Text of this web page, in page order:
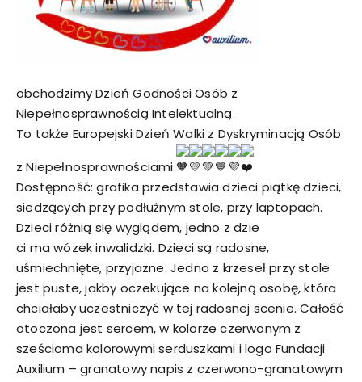
obchodzimy Dzień Godności Osób z
Niepełnosprawnością Intelektualną.
To także Europejski Dzień Walki z Dyskryminacją Osób
z Niepełnosprawnościami.
Dostępność: grafika przedstawia dzieci piątkę dzieci,
siedzących przy podłużnym stole, przy laptopach.
Dzieci różnią się wyglądem, jedno z dzie
ci ma wózek inwalidzki. Dzieci są radosne,
uśmiechnięte, przyjazne. Jedno z krzeseł przy stole
jest puste, jakby oczekujące na kolejną osobę, która
chciałaby uczestniczyć w tej radosnej scenie. Całość
otoczona jest sercem, w kolorze czerwonym z
sześcioma kolorowymi serduszkami i logo Fundacji
Auxilium – granatowy napis z czerwono-granatowym